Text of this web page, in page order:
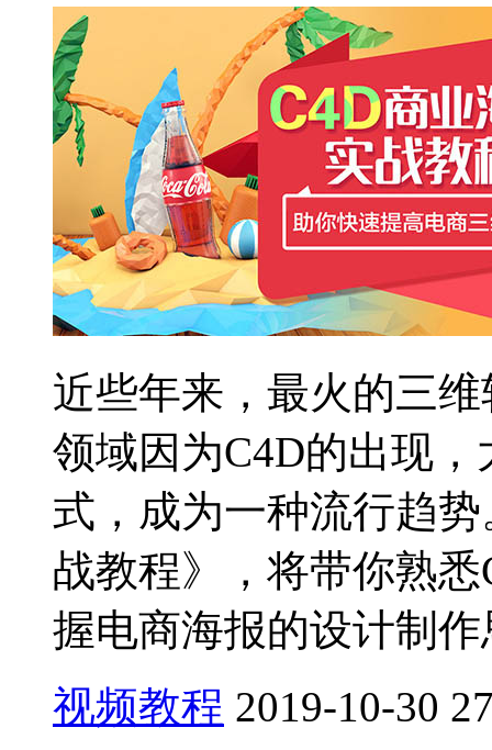
近些年来，最火的三
领域因为C4D的出现
式，成为一种流行趋
战教程》，将带你熟
握电商海报的设计制作
视频教程 2019-10-30